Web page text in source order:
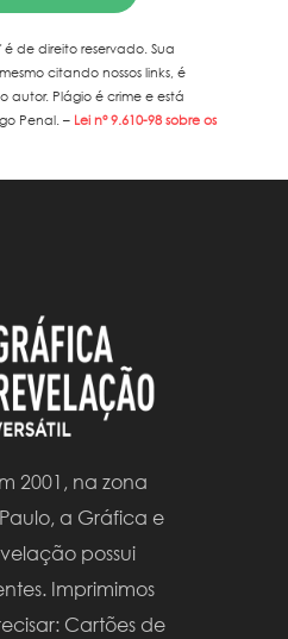
é de direito reservado. Sua
citando nossos links, é
autor. Plágio é crime e está
Penal. – Lei n° 9.610-98 sobre os
2001, na zona
a Gráfica e
possui
Imprimimos
Cartões de